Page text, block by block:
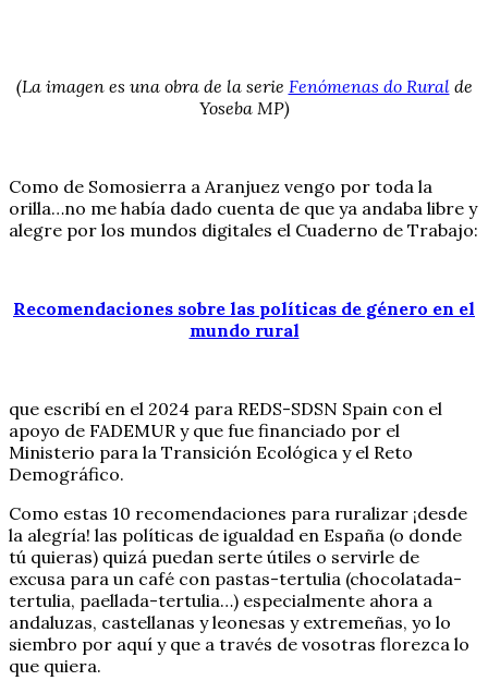
(La imagen es una obra de la serie Fenómenas do Ruralde
Yoseba MP)
Como de Somosierra a Aranjuez vengo por toda la
orilla…no me había dado cuenta de que ya andaba libre y
alegre por los mundos digitales el Cuaderno de Trabajo:
Recomendaciones sobre las políticas de género en el
mundo rural
que escribí en el 2024 para REDS-SDSN Spain con el
apoyo de FADEMUR y que fue financiado por el
Ministerio para la Transición Ecológica y el Reto
Demográfico.
Como estas 10 recomendaciones para ruralizar ¡desde
la alegría! las políticas de igualdad en España (o donde
tú quieras) quizá puedan serte útiles o servirle de
excusa para un café con pastas-tertulia (chocolatada-
tertulia, paellada-tertulia…) especialmente ahora a
andaluzas, castellanas y leonesas y extremeñas, yo lo
siembro por aquí y que a través de vosotras florezca lo
que quiera.